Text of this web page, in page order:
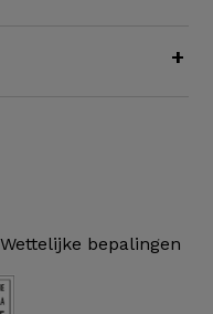
+
Wettelijke bepalingen